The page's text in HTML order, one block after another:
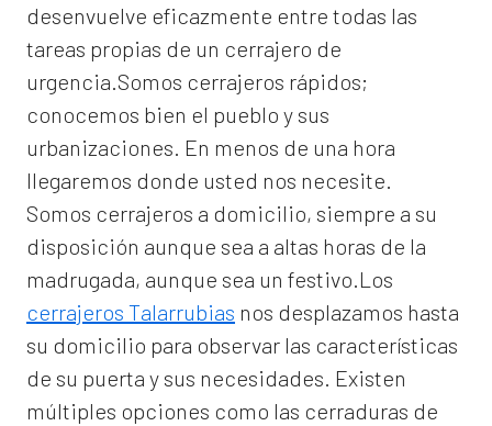
desenvuelve eficazmente entre todas las
tareas propias de un cerrajero de
urgencia.Somos cerrajeros rápidos;
conocemos bien el pueblo y sus
urbanizaciones. En menos de una hora
llegaremos donde usted nos necesite.
Somos cerrajeros a domicilio, siempre a su
disposición aunque sea a altas horas de la
madrugada, aunque sea un festivo.Los
cerrajeros Talarrubias nos desplazamos hasta
su domicilio para observar las características
de su puerta y sus necesidades. Existen
múltiples opciones como las cerraduras de